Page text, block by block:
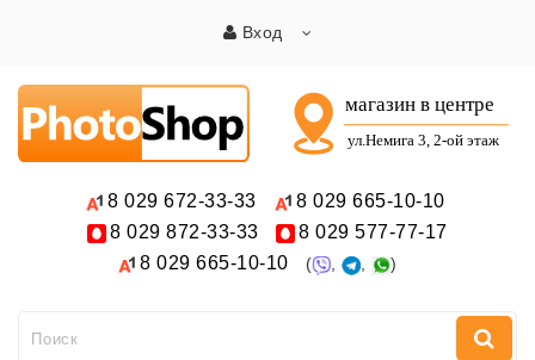
Вход
8 029 672-33-33 8 029 665-10-10
8 029 872-33-33 8 029 577-77-17
8 029 665-10-10 ( , , )